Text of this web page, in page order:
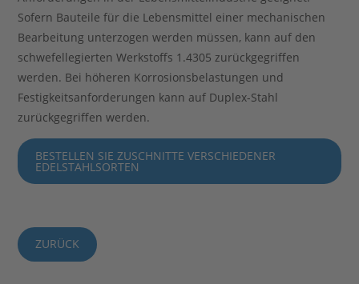
Sofern Bauteile für die Lebensmittel einer mechanischen
Bearbeitung unterzogen werden müssen, kann auf den
schwefellegierten Werkstoffs 1.4305 zurückgegriffen
werden. Bei höheren Korrosionsbelastungen und
Festigkeitsanforderungen kann auf Duplex-Stahl
zurückgegriffen werden.
BESTELLEN SIE ZUSCHNITTE VERSCHIEDENER
EDELSTAHLSORTEN
ZURÜCK